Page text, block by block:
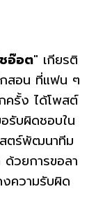
อ๊อต" เกียรติ
สอน ที่แฟน ๆ
ครั้ง ได้โพสต์
รับผิดชอบใน
สตร์พัฒนาทีม
วยการขอลา
ความรับผิด